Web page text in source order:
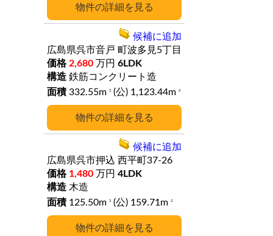
詳細
詳細
広島県呉市音戸 町波多見5丁目
2,680 万円 6LDK
鉄筋コンクリート造
332.55m
2 (公) 1,123.44m 2
候補に追加
詳細
広島県呉市押込 西平町37-26
1,480 万円 4LDK
木造
125.50m
2 (公) 159.71m 2
候補に追加